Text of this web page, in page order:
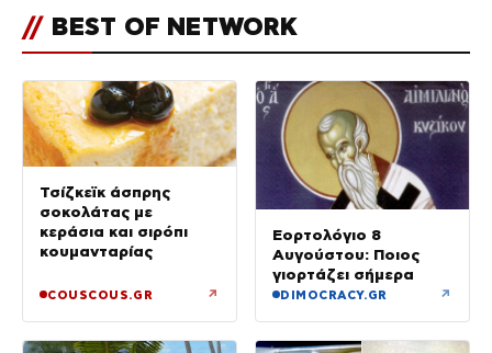
// BEST OF NETWORK
Τσίζκεϊκ άσπρης
σοκολάτας με
κεράσια και σιρόπι
κουμανταρίας
COUSCOUS.GR ↗
Εορτολόγιο 8
Αυγούστου: Ποιος
γιορτάζει σήμερα
DIMOCRACY.GR ↗